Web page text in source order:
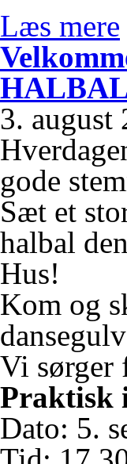
Læs mere
3. august
gode
Sæt et
halbal
Hus!
Kom og
Vi sørger
Praktisk
Dato: 5.